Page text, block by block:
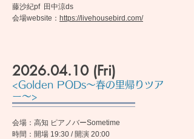
藤沙紀pf 田中涼ds
​会場website： https://livehousebird.com/
2026.04.10(Fri)
<Golden PODs〜春の里帰りツア
ー〜>
会場：高知 ピアノバーSometime
時間：開場 19:30 / 開演 20:00